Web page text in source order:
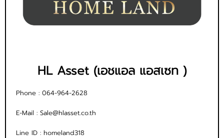
HL Asset (เอชแอล แอสเซท )
Phone : 064-964-2628
E-Mail : Sale@hlasset.co.th
Line ID : homeland318